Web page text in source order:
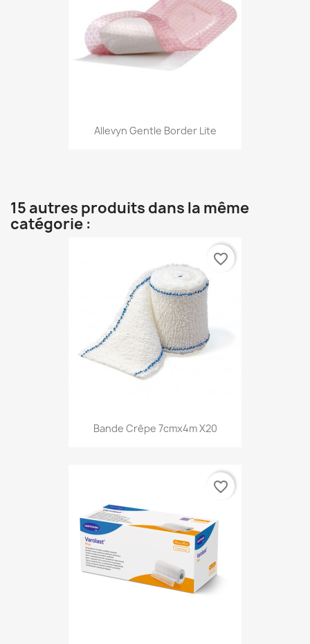
Allevyn Gentle Border Lite
15 autres produits dans la même
catégorie :
Bande Crêpe 7cmx4m X20
favorite_border
favorite_border